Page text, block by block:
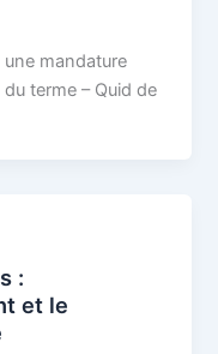
mandature
terme – Quid de
:
et le